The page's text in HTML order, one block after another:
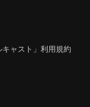
ャスト」利用規約